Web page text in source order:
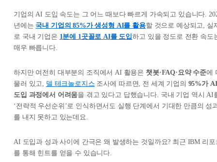
기업의 AI 도입 속도는 그 어느 때보다 빠르게 가속되고 있습니다.
년에는 국내 기업의 85%가 생성형 AI를 활용할 것으로 예상되고, 실
로 국내 기업은 1분에 1곳꼴로 AI를 도입하고 있을 정도로 전환 속도
매우 빠릅니다.
하지만 여전히 대부분의 조직에서 AI 활용은 챗봇·FAQ·요약 수준에
물러 있고, 델 테크놀로지스 조사에 따르면, 전 세계 기업의 95%가 AI
도입 과정에서 어려움을 겪고 있다고 답했습니다. 국내 기업 역시 AI
‘전략적 우선순위’로 인식하면서도 실행 단계에서 기대한 만큼의 성
를 내지 못하고 있는데요.
AI 도입과 성과 사이에 간극은 왜 발생하는 것일까요? 최근 IBM 리포
를 통해 힌트를 얻을 수 있습니다.